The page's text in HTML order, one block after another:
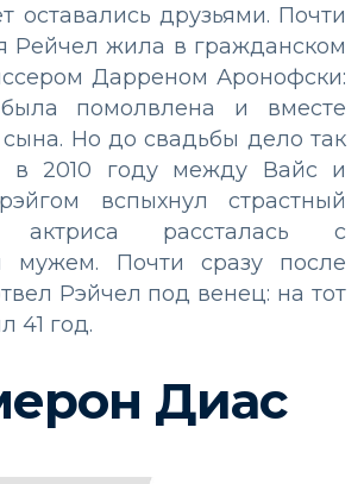
оставались друзьями. Почти
Рейчел жила в гражданском
Дарреном Аронофски:
помолвлена и вместе
Но до свадьбы дело так
2010 году между Вайс и
вспыхнул страстный
рассталась с
мужем. Почти сразу после
Рэйчел под венец: на тот
41 год.
Диас